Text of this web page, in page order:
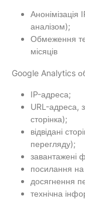
аналізом);
Обмеження
місяців
Google Analytics
IP-адреса;
URL-адреса, з
сторінка);
відвідані
перегляду);
завантажені
посилання на
досягнення
технічна